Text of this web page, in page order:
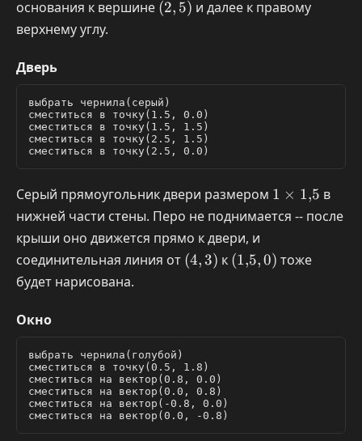
основания к вершине (2,
(2, 5) и далее к правому
верхнему углу.
Дверь
выбрать чернила(серый)
сместиться в точку(1.5, 0.0)
сместиться в точку(1.5, 1.5)
сместиться в точку(2.5, 1.5)
Серый прямоугольник двери размером 1
\times
1 × 1,5 в
нижней части стены. Перо не поднимается -- после
крыши оно движется прямо к двери, и
соединительная линия от (4,
(4,3) к (1{,}5,
(1,5, 0) тоже
будет нарисована.
Окно
выбрать чернила(голубой)
сместиться в точку(0.5, 1.8)
сместиться на вектор(0.8, 0.0)
сместиться на вектор(0.0, 0.8)
сместиться на вектор(-0.8, 0.0)